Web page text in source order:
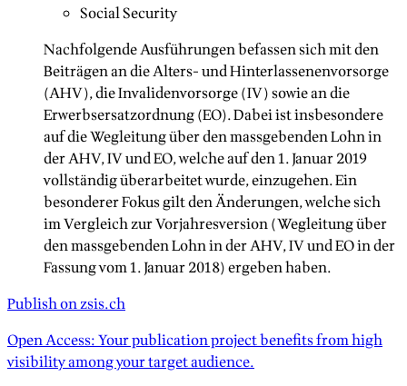
Social Security
Nachfolgende Ausführungen befassen sich mit den
Beiträgen an die Alters- und Hinterlassenenvorsorge
(AHV), die Invalidenvorsorge (IV) sowie an die
Erwerbsersatzordnung (EO). Dabei ist insbesondere
auf die Wegleitung über den massgebenden Lohn in
der AHV, IV und EO, welche auf den 1. Januar 2019
vollständig überarbeitet wurde, einzugehen. Ein
besonderer Fokus gilt den Änderungen, welche sich
im Vergleich zur Vorjahresversion (Wegleitung über
den massgebenden Lohn in der AHV, IV und EO in der
Fassung vom 1. Januar 2018) ergeben haben.
Publish on zsis.ch
Open Access: Your publication project benefits from high
visibility among your target audience.